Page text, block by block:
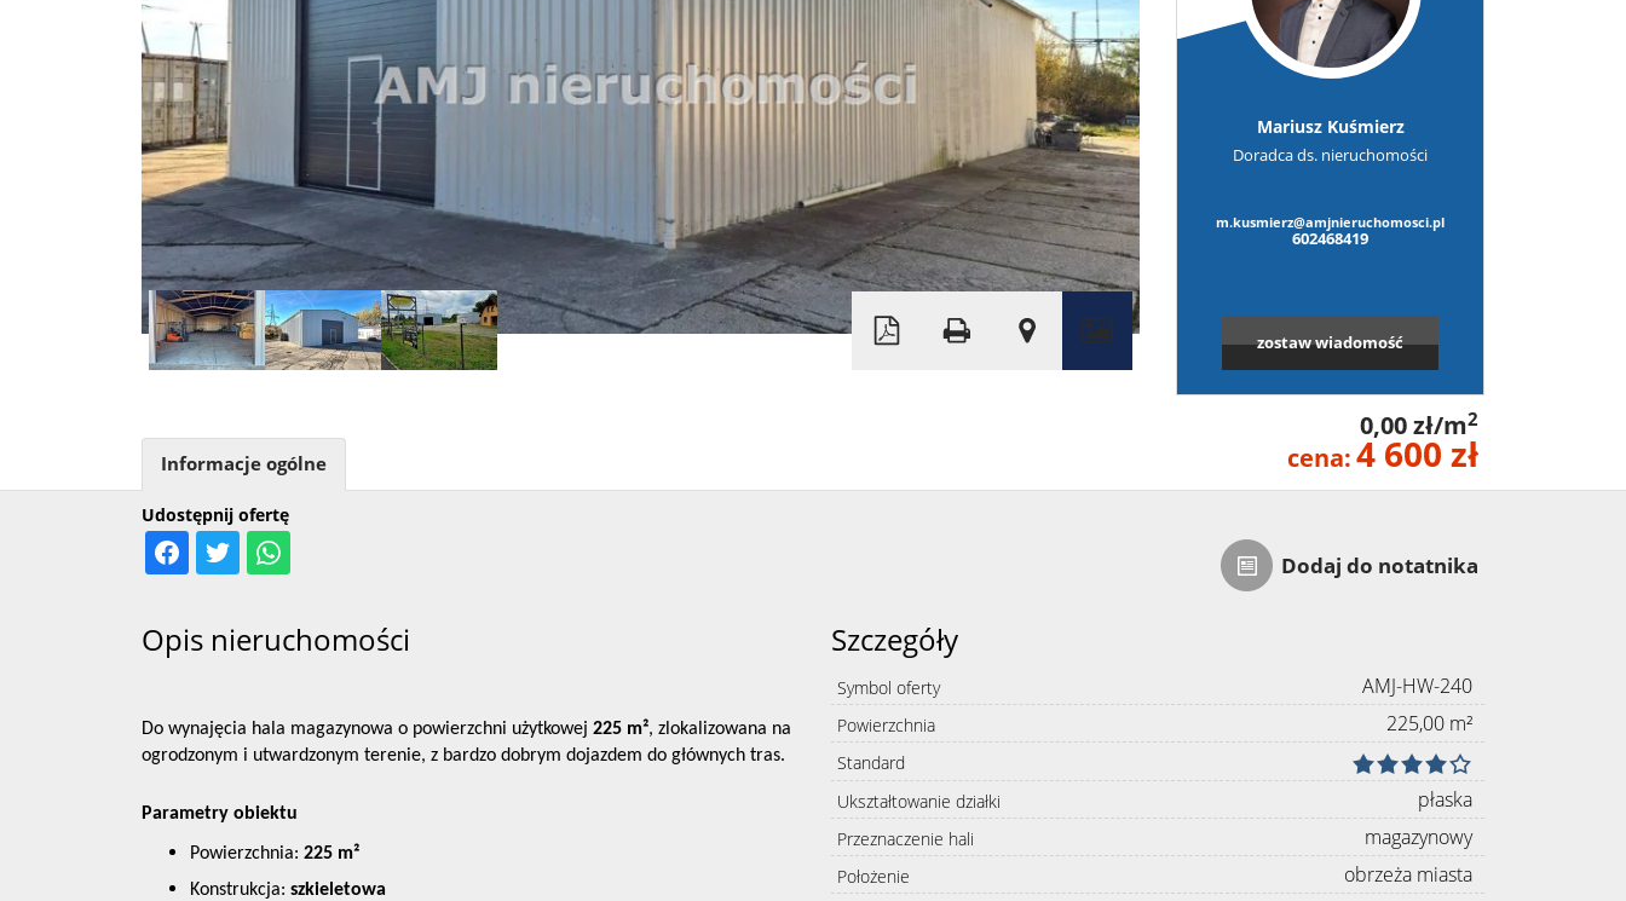
Mariusz Kuśmierz
Doradca ds. nieruchomości
m.kusmierz@amjnieruchomosci.pl
602468419
zostaw wiadomość
0,00 zł/m2
cena:4 600 zł
Dodaj do notatnika
Udostępnij ofertę
Informacje ogólne
Opis nieruchomości
Do wynajęcia hala magazynowa o powierzchni użytkowej 225 m², zlokalizowana na
ogrodzonym i utwardzonym terenie, z bardzo dobrym dojazdem do głównych tras.
Parametry obiektu
Powierzchnia: 225 m²
Konstrukcja: szkieletowa
Szczegóły
Symbol oferty AMJ-HW-240
Powierzchnia 225,00 m²
Standard
Ukształtowanie działki
płaska
Przeznaczenie hali magazynowy
Położenie obrzeża miasta